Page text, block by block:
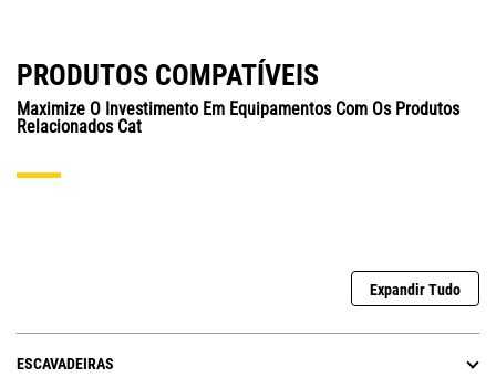
PRODUTOS COMPATÍVEIS
Maximize O Investimento Em Equipamentos Com Os Produtos
Relacionados Cat
Expandir Tudo
ESCAVADEIRAS